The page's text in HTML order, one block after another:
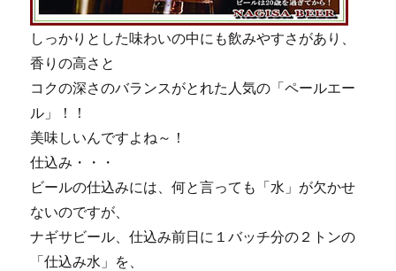
しっかりとした味わいの中にも飲みやすさがあり、
香りの高さと
コクの深さのバランスがとれた人気の「ペールエー
ル」！！
美味しいんですよね～！
仕込み・・・
ビールの仕込みには、何と言っても「水」が欠かせ
ないのですが、
ナギサビール、仕込み前日に１バッチ分の２トンの
「仕込み水」を、